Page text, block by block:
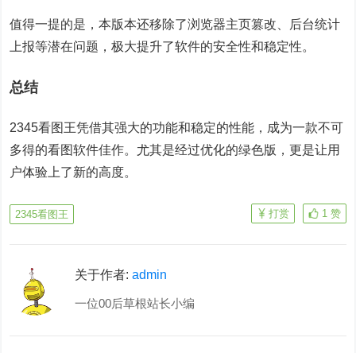
值得一提的是，本版本还移除了浏览器主页篡改、后台统计
上报等潜在问题，极大提升了软件的安全性和稳定性。
总结
2345看图王凭借其强大的功能和稳定的性能，成为一款不可
多得的看图软件佳作。尤其是经过优化的绿色版，更是让用
户体验上了新的高度。
2345看图王 1 赞
打赏
关于作者:admin
一位00后草根站长小编